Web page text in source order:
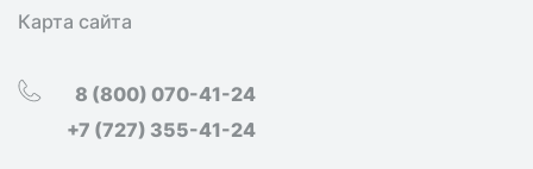
Карта сайта
8 (800) 070-41-24
+7 (727) 355-41-24